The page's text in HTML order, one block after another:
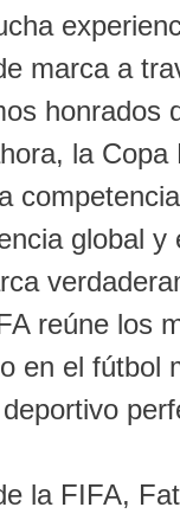
marca a
honrados
la Copa
global
reúne los
en el fútbol
la FIFA,